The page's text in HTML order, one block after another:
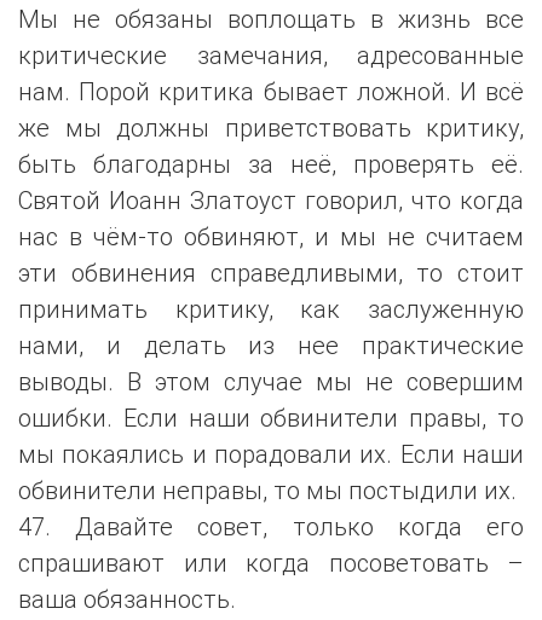
Мы не обязаны воплощать в жизнь все
критические замечания, адресованные
нам. Порой критика бывает ложной. И всё
же мы должны приветствовать критику,
быть благодарны за неё, проверять её.
Святой Иоанн Златоуст говорил, что когда
нас в чём-то обвиняют, и мы не считаем
эти обвинения справедливыми, то стоит
принимать критику, как заслуженную
нами, и делать из нее практические
выводы. В этом случае мы не совершим
ошибки. Если наши обвинители правы, то
мы покаялись и порадовали их. Если наши
обвинители неправы, то мы постыдили их.
47. Давайте совет, только когда его
спрашивают или когда посоветовать –
ваша обязанность.